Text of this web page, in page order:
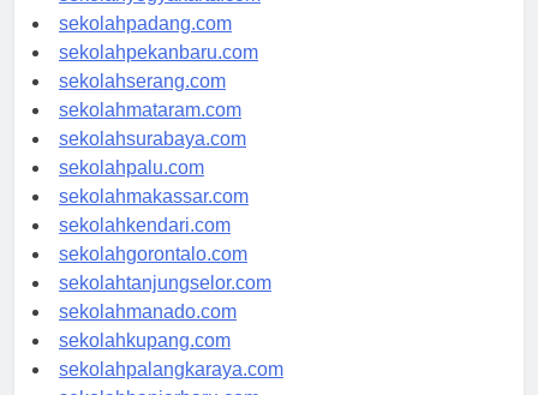
sekolahyogyakarta.com
sekolahpadang.com
sekolahpekanbaru.com
sekolahserang.com
sekolahmataram.com
sekolahsurabaya.com
sekolahpalu.com
sekolahmakassar.com
sekolahkendari.com
sekolahgorontalo.com
sekolahtanjungselor.com
sekolahmanado.com
sekolahkupang.com